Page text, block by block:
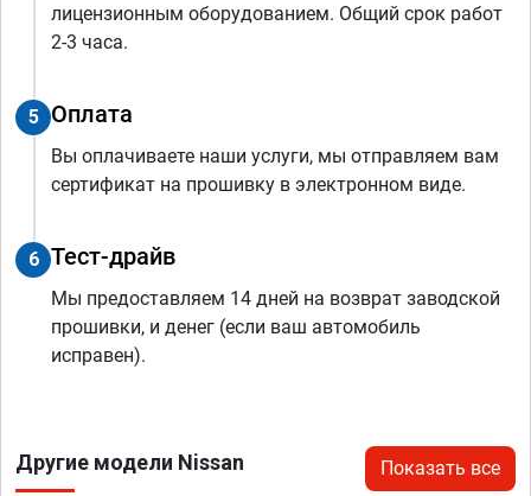
лицензионным оборудованием. Общий срок работ
2-3 часа.
5 Оплата
Вы оплачиваете наши услуги, мы отправляем вам
сертификат на прошивку в электронном виде.
6 Тест-драйв
Мы предоставляем 14 дней на возврат заводской
прошивки, и денег (если ваш автомобиль
исправен).
Другие модели Nissan Показать все